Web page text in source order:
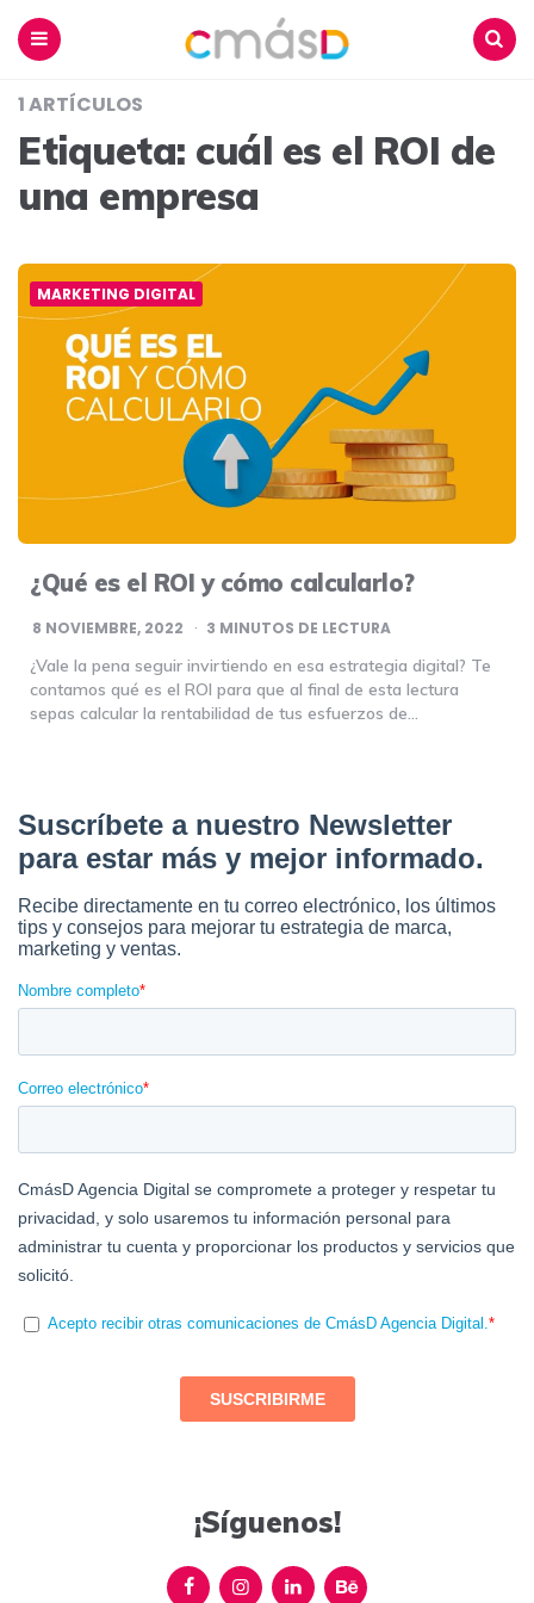
1 ARTÍCULOS
Etiqueta: cuál es el ROI de
una empresa
MARKETING DIGITAL
¿Qué es el ROI y cómo calcularlo?
8 NOVIEMBRE, 2022 3 MINUTOS DE LECTURA
¿Vale la pena seguir invirtiendo en esa estrategia digital? Te
contamos qué es el ROI para que al final de esta lectura
sepas calcular la rentabilidad de tus esfuerzos de…
¡Síguenos!